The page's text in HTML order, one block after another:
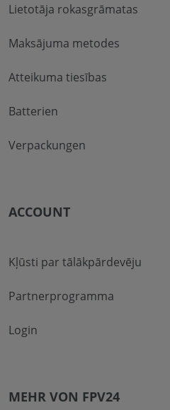
Lietotāja rokasgrāmatas
Maksājuma metodes
Atteikuma tiesības
Batterien
Verpackungen
ACCOUNT
Kļūsti par tālākpārdevēju
Partnerprogramma
Login
MEHR VON FPV24